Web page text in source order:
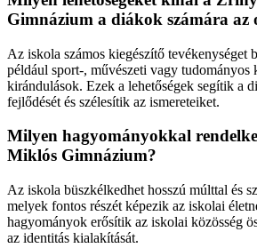
Gimnázium a diákok számára az
Az iskola számos kiegészítő tevékenységet
például sport-, művészeti vagy tudományos
kirándulások. Ezek a lehetőségek segítik a
fejlődését és szélesítik az ismereteiket.
Milyen hagyományokkal
Miklós Gimnázium?
Az iskola büszkélkedhet hosszú múlttal és
melyek fontos részét képezik az iskolai
hagyományok erősítik az iskolai közösség
az identitás kialakítását.